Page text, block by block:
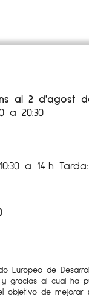
al 2 d'agost
a 20:30
a 14 h
Europeo de
gracias al cual ha
objetivo de mejorar